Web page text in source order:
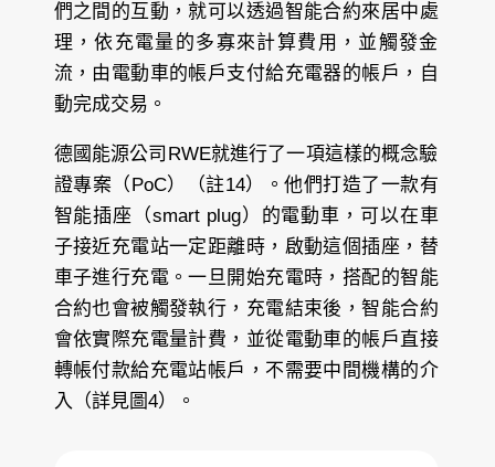
們之間的互動，就可以透過智能合約來居中處
理，依充電量的多寡來計算費用，並觸發金
流，由電動車的帳戶支付給充電器的帳戶，自
動完成交易。
德國能源公司RWE就進行了一項這樣的概念驗
證專案（PoC）（註14）。他們打造了一款有
智能插座（smart plug）的電動車，可以在車
子接近充電站一定距離時，啟動這個插座，替
車子進行充電。一旦開始充電時，搭配的智能
合約也會被觸發執行，充電結束後，智能合約
會依實際充電量計費，並從電動車的帳戶直接
轉帳付款給充電站帳戶，不需要中間機構的介
入（詳見圖4）。